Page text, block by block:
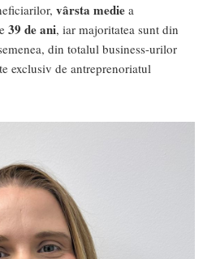
vârsta medie a
39 de ani, iar majoritatea sunt din
din totalul business-urilor
exclusiv de antreprenoriatul